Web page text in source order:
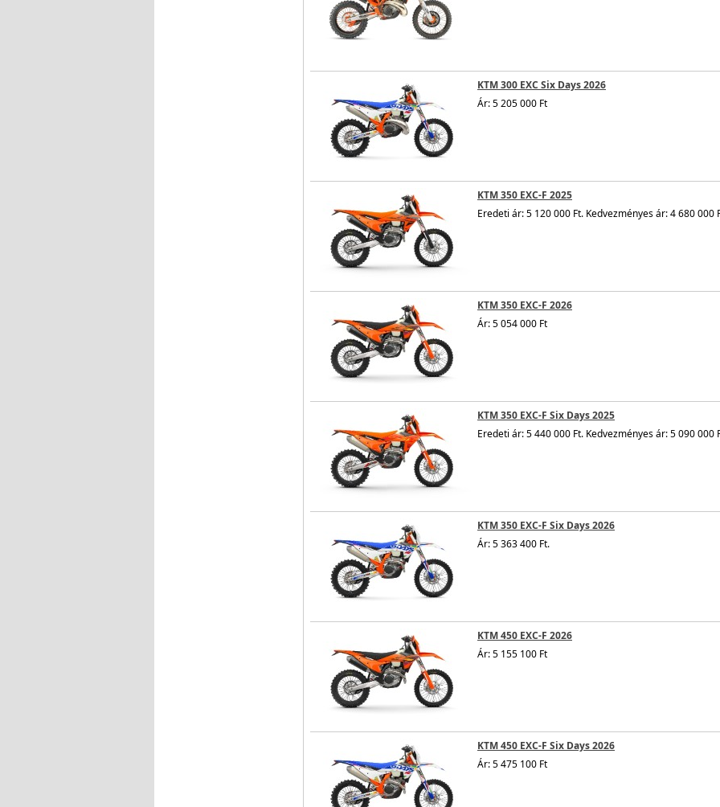
KTM 300 EXC Six Days 2026
Ár: 5 205 000 Ft
KTM 350 EXC-F 2025
Eredeti ár: 5 120 000 Ft. Kedvezményes ár: 4 680 000
KTM 350 EXC-F 2026
Ár: 5 054 000 Ft
KTM 350 EXC-F Six Days 2025
Eredeti ár: 5 440 000 Ft. Kedvezményes ár: 5 090 000
KTM 350 EXC-F Six Days 2026
Ár: 5 363 400 Ft.
KTM 450 EXC-F 2026
Ár: 5 155 100 Ft
KTM 450 EXC-F Six Days 2026
Ár: 5 475 100 Ft